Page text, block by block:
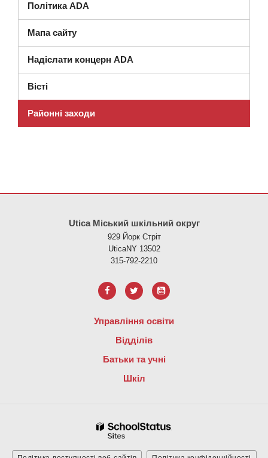
Політика ADA
Мапа сайту
Надіслати концерн ADA
Вісті
Районні заходи
Utica Міський шкільний округ
929 Йорк Стріт
UticaNY 13502
315-792-2210
Управління освіти
Відділів
Батьки та учні
Шкіл